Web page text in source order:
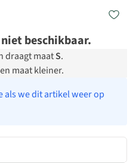
beschikbaar.
draagt maatS.
maat kleiner.
als we dit artikel weer op